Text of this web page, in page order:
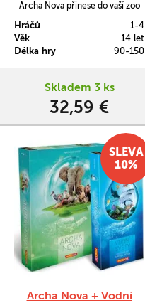
Archa Nova přinese do vaší zoo
tvory i potřebná akvária, abyste je
Hráčů
1-4
Věk
14 let
Délka hry
90-150
Skladem 3 ks
32,59 €
Archa Nova + Vodní
SLEVA
10%